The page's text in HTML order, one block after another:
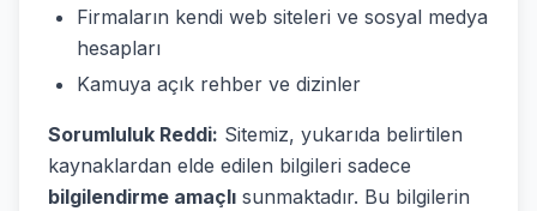
Firmaların kendi web siteleri ve sosyal medya
hesapları
Kamuya açık rehber ve dizinler
Sorumluluk Reddi: Sitemiz, yukarıda belirtilen
kaynaklardan elde edilen bilgileri sadece
bilgilendirme amaçlı sunmaktadır. Bu bilgilerin